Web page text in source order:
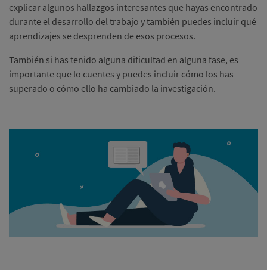
explicar algunos hallazgos interesantes que hayas encontrado
durante el desarrollo del trabajo y también puedes incluir qué
aprendizajes se desprenden de esos procesos.
También si has tenido alguna dificultad en alguna fase, es
importante que lo cuentes y puedes incluir cómo los has
superado o cómo ello ha cambiado la investigación.